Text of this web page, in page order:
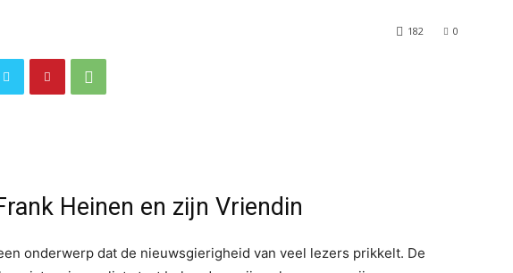
0
182
Heinen en zijn Vriendin
onderwerp dat de nieuwsgierigheid van veel lezers prikkelt. De